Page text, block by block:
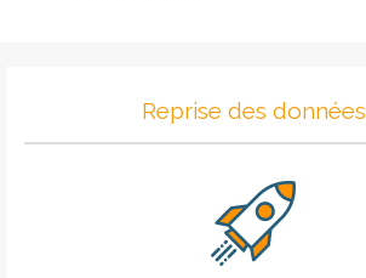
Reprise des données